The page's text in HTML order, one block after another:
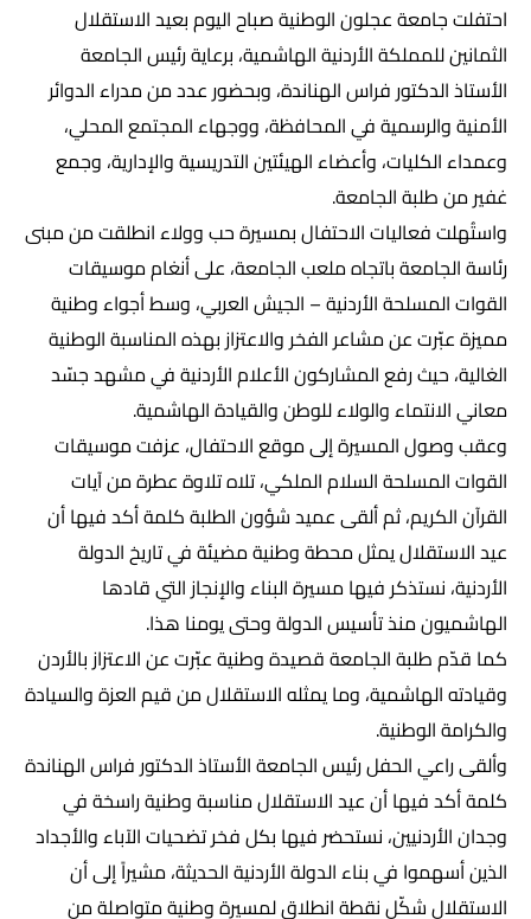
احتفلت جامعة عجلون الوطنية صباح اليوم بعيد الاستقلال
الثمانين للمملكة الأردنية الهاشمية، برعاية رئيس الجامعة
الأستاذ الدكتور فراس الهناندة، وبحضور عدد من مدراء الدوائر
الأمنية والرسمية في المحافظة، ووجهاء المجتمع المحلي،
وعمداء الكليات، وأعضاء الهيئتين التدريسية والإدارية، وجمع
غفير من طلبة الجامعة.
واستُهلت فعاليات الاحتفال بمسيرة حب وولاء انطلقت من مبنى
رئاسة الجامعة باتجاه ملعب الجامعة، على أنغام موسيقات
القوات المسلحة الأردنية – الجيش العربي، وسط أجواء وطنية
مميزة عبّرت عن مشاعر الفخر والاعتزاز بهذه المناسبة الوطنية
الغالية، حيث رفع المشاركون الأعلام الأردنية في مشهد جسّد
معاني الانتماء والولاء للوطن والقيادة الهاشمية.
وعقب وصول المسيرة إلى موقع الاحتفال، عزفت موسيقات
القوات المسلحة السلام الملكي، تلاه تلاوة عطرة من آيات
القرآن الكريم، ثم ألقى عميد شؤون الطلبة كلمة أكد فيها أن
عيد الاستقلال يمثل محطة وطنية مضيئة في تاريخ الدولة
الأردنية، نستذكر فيها مسيرة البناء والإنجاز التي قادها
الهاشميون منذ تأسيس الدولة وحتى يومنا هذا.
كما قدّم طلبة الجامعة قصيدة وطنية عبّرت عن الاعتزاز بالأردن
وقيادته الهاشمية، وما يمثله الاستقلال من قيم العزة والسيادة
والكرامة الوطنية.
وألقى راعي الحفل رئيس الجامعة الأستاذ الدكتور فراس الهناندة
كلمة أكد فيها أن عيد الاستقلال مناسبة وطنية راسخة في
وجدان الأردنيين، نستحضر فيها بكل فخر تضحيات الآباء والأجداد
الذين أسهموا في بناء الدولة الأردنية الحديثة، مشيراً إلى أن
الاستقلال شكّل نقطة انطلاق لمسيرة وطنية متواصلة من